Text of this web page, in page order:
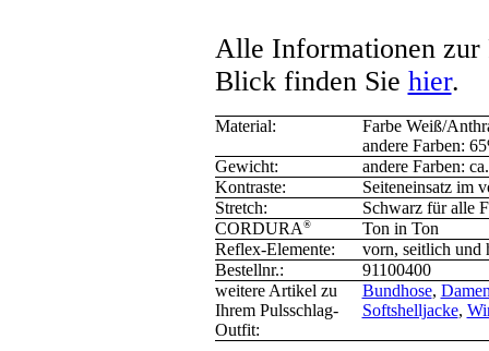
Alle Informationen zur
Blick finden Sie hier.
Material:
Farbe Weiß/
andere Farben:
Gewicht:
andere Farben:
Kontraste:
Seiteneinsatz im
Stretch:
Schwarz für alle
CORDURA ®
Ton in Ton
Reflex-Elemente:
vorn, seitlich und
Bestellnr.:
91100400
weitere Artikel zu
Ihrem Pulsschlag-
Outfit:
Bundhose,
Softshelljacke,